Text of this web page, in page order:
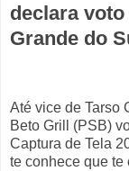
declara
Grande do
Até vice de Tarso
Beto Grill (PSB)
Captura de Tela
te conhece que